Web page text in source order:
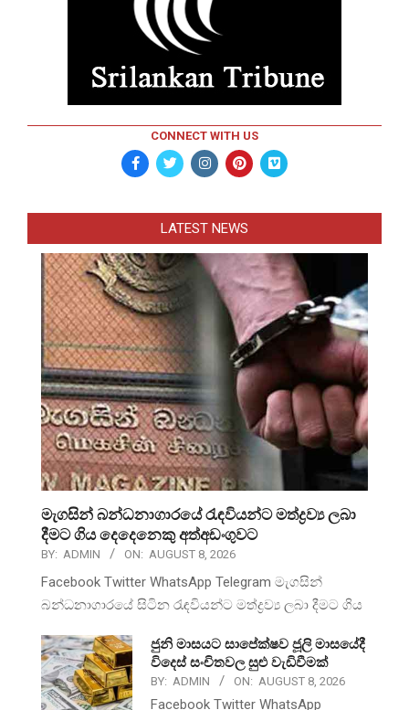
CONNECT WITH US
LATEST NEWS
මැගසින් බන්ධනාගාරයේ රැඳවියන්ට මත්ද්‍රව්‍ය ලබා
දීමට ගිය දෙදෙනෙකු අත්අඩංගුවට
BY: ADMIN ON: AUGUST 8, 2026
Facebook Twitter WhatsApp Telegram මැගසින්
බන්ධනාගාරයේ සිටින රැඳවියන්ට මත්ද්‍රව්‍ය ලබා දීමට ගිය
ජුනි මාසයට සාපේක්ෂව ජූලි මාසයේදී
විදෙස් සංචිතවල සුළු වැඩිවීමක්
BY: ADMIN ON: AUGUST 8, 2026
Facebook Twitter WhatsApp